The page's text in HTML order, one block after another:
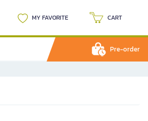
MY FAVORITE CART
Pre-order